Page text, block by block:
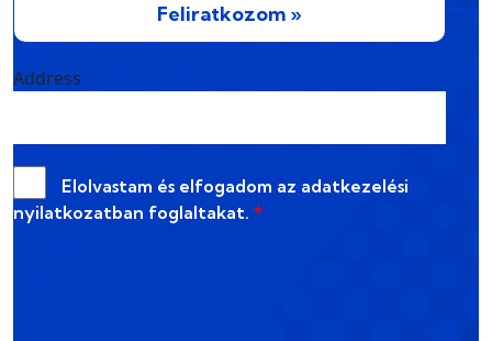
Feliratkozom »
Address
Elolvastam és elfogadom az adatkezelési
nyilatkozatban foglaltakat. *